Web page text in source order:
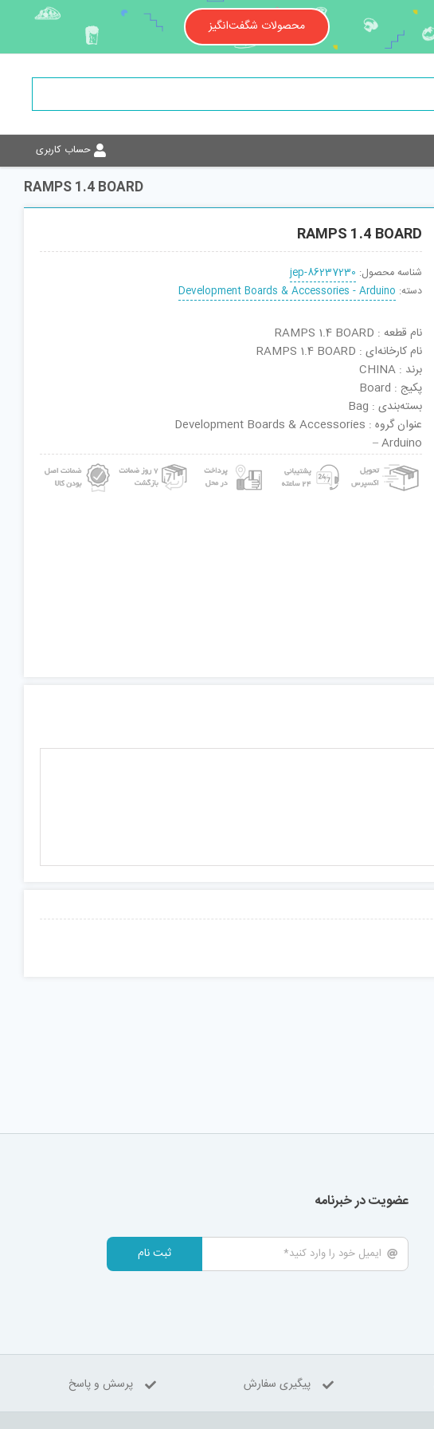
محصولات شگفت‌انگیز
حساب کاربری
RAMPS 1.4 BOARD
RAMPS 1.4 BOARD
شناسه محصول: jep-86237230
دسته: Development Boards & Accessories - Arduino
نام قطعه : RAMPS 1.4 BOARD
نام کارخانه‌ای : RAMPS 1.4 BOARD
برند : CHINA
پکیج : Board
بسته‌بندی : Bag
عنوان گروه : Development Boards & Accessories
– Arduino
عضویت در خبرنامه
ثبت نام
پیگیری سفارش پرسش و پاسخ